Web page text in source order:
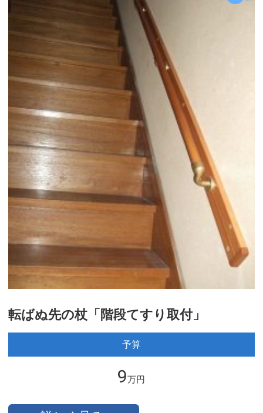
転ばぬ先の杖「階段てすり取付」
予算
9万円